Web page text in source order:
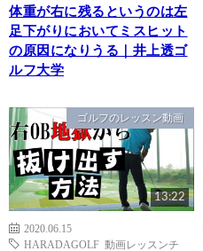
体重が右に残るというのは左
足下がりにおいてミスヒット
の原因になりうる｜井上透ゴ
ルフ大学
ゴルフのレッスン動画
13:22
2020.06.15
HARADAGOLF 動画レッスンチ